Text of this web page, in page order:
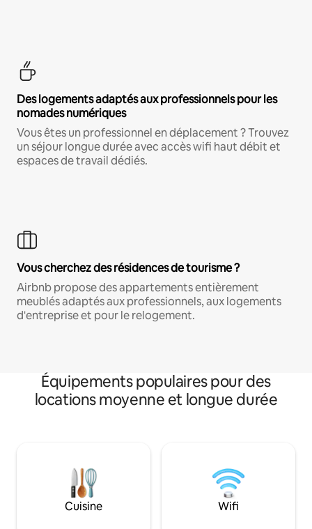
Des logements adaptés aux professionnels pour les
nomades numériques
Vous êtes un professionnel en déplacement ? Trouvez
un séjour longue durée avec accès wifi haut débit et
espaces de travail dédiés.
Vous cherchez des résidences de tourisme ?
Airbnb propose des appartements entièrement
meublés adaptés aux professionnels, aux logements
d'entreprise et pour le relogement.
Équipements populaires pour des
locations moyenne et longue durée
Cuisine Wifi